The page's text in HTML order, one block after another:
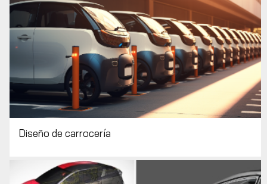
Diseño de carrocería